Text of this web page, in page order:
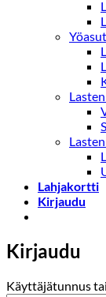
Lahjakortti
Kirjaudu
Kirjaudu
Käyttäjätunnus